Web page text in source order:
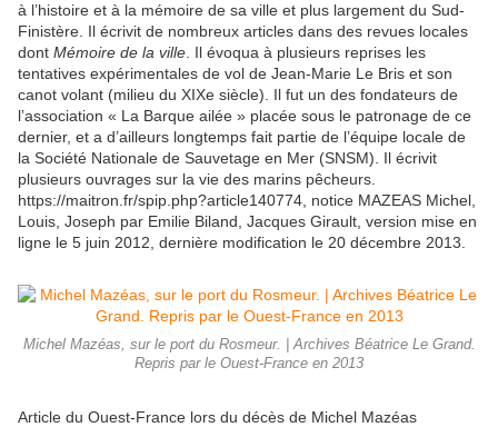
à l’histoire et à la mémoire de sa ville et plus largement du Sud-
Finistère. Il écrivit de nombreux articles dans des revues locales
dont Mémoire de la ville . Il évoqua à plusieurs reprises les
tentatives expérimentales de vol de Jean-Marie Le Bris et son
canot volant (milieu du XIXe siècle). Il fut un des fondateurs de
l’association « La Barque ailée » placée sous le patronage de ce
dernier, et a d’ailleurs longtemps fait partie de l’équipe locale de
la Société Nationale de Sauvetage en Mer (SNSM). Il écrivit
plusieurs ouvrages sur la vie des marins pêcheurs.
https://maitron.fr/spip.php?article140774, notice MAZEAS Michel,
Louis, Joseph par Emilie Biland, Jacques Girault, version mise en
ligne le 5 juin 2012, dernière modification le 20 décembre 2013.
Michel Mazéas, sur le port du Rosmeur. | Archives Béatrice Le Grand.
Repris par le Ouest-France en 2013
Article du Ouest-France lors du décès de Michel Mazéas